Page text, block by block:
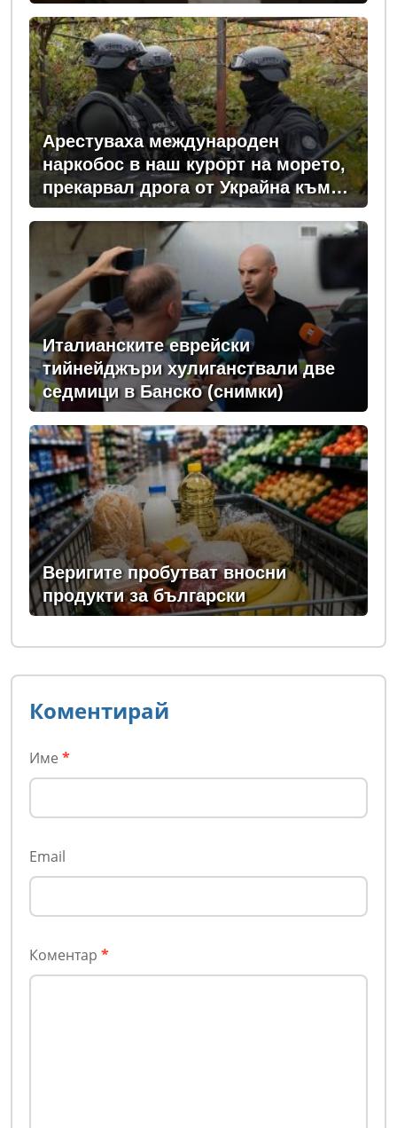
Арестуваха международен
наркобос в наш курорт на морето,
прекарвал дрога от Украйна към
ЕС
Италианските еврейски
тийнейджъри хулиганствали две
седмици в Банско (снимки)
Веригите пробутват вносни
продукти за български
Коментирай
Име *
Email
Коментар *